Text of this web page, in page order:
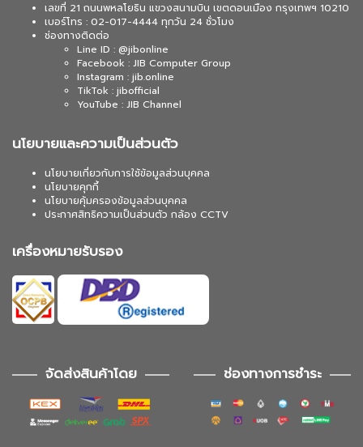
เลขที่ 21 ถนนพหลโยธิน แขวงสนามบิน เขตดอนเมือง กรุงเทพฯ 10210
เบอร์โทร : 02-017-4444 ทุกวัน 24 ชั่วโมง
ช่องทางติดต่อ
Line ID : @jibonline
Facebook : JIB Computer Group
Instagram : jib.online
TikTok : jibofficial
YouTube : JIB Channel
นโยบายและความเป็นส่วนตัว
นโยบายเกี่ยวกับการใช้ข้อมูลส่วนบุคคล
นโยบายคุกกี้
นโยบายคุ้มครองข้อมูลส่วนบุคคล
ประกาศสิทธิความเป็นส่วนตัว กล้อง CCTV
เครื่องหมายรับรอง
จัดส่งสินค้าโดย ช่องทางการชำระ